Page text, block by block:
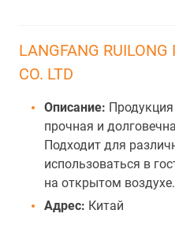
LANGFANG
CO. LTD
Описание:
прочная и
Подходит для
использоваться в
на открытом воздухе.
Адрес: Китай